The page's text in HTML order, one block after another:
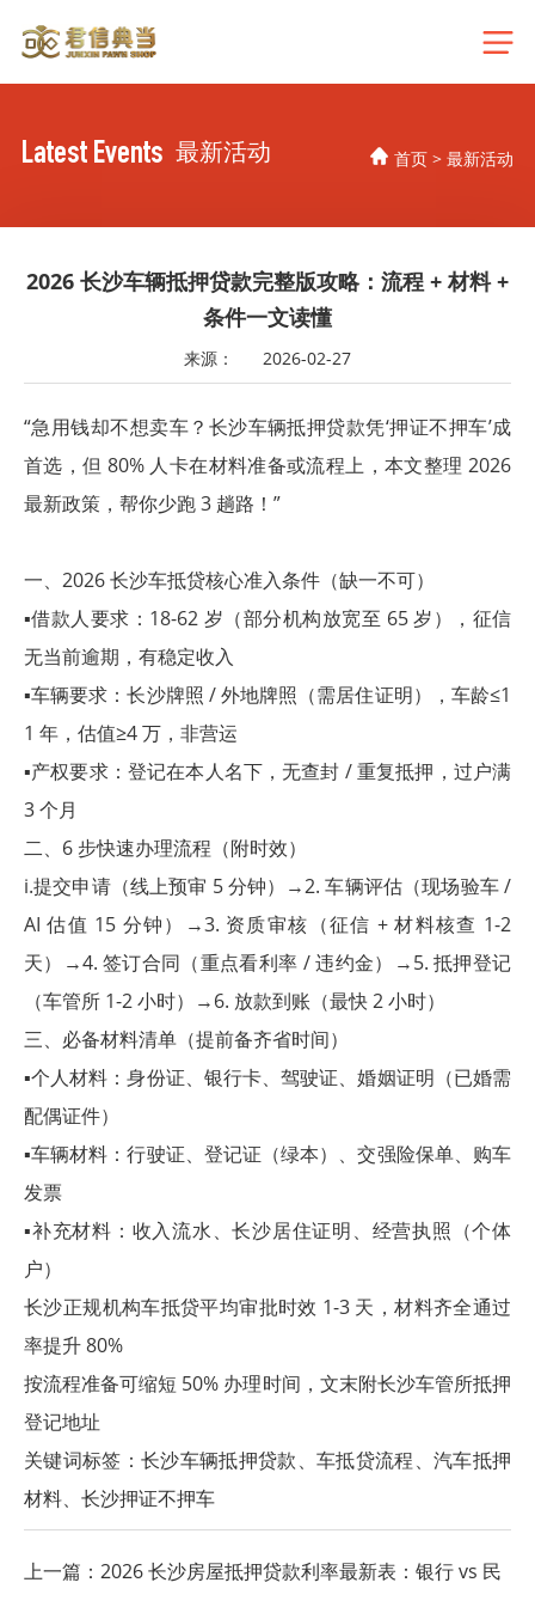
Latest Events 最新活动 首页 >最新活动
2026 长沙车辆抵押贷款完整版攻略：流程 + 材料 +
条件一文读懂
来源： 2026-02-27
“急用钱却不想卖车？长沙车辆抵押贷款凭‘押证不押车’成
首选，但 80% 人卡在材料准备或流程上，本文整理 2026
最新政策，帮你少跑 3 趟路！”
一、2026 长沙车抵贷核心准入条件（缺一不可）
▪借款人要求：18-62 岁（部分机构放宽至 65 岁），征信
无当前逾期，有稳定收入
▪车辆要求：长沙牌照 / 外地牌照（需居住证明），车龄≤1
1 年，估值≥4 万，非营运
▪产权要求：登记在本人名下，无查封 / 重复抵押，过户满
3 个月
二、6 步快速办理流程（附时效）
i.提交申请（线上预审 5 分钟）→2. 车辆评估（现场验车 /
AI 估值 15 分钟）→3. 资质审核（征信 + 材料核查 1-2
天）→4. 签订合同（重点看利率 / 违约金）→5. 抵押登记
（车管所 1-2 小时）→6. 放款到账（最快 2 小时）
三、必备材料清单（提前备齐省时间）
▪个人材料：身份证、银行卡、驾驶证、婚姻证明（已婚需
配偶证件）
▪车辆材料：行驶证、登记证（绿本）、交强险保单、购车
发票
▪补充材料：收入流水、长沙居住证明、经营执照（个体
户）
长沙正规机构车抵贷平均审批时效 1-3 天，材料齐全通过
率提升 80%
按流程准备可缩短 50% 办理时间，文末附长沙车管所抵押
登记地址
关键词标签： 长沙车辆抵押贷款、车抵贷流程、汽车抵押
材料、 长沙押证不押车
上一篇： 2026 长沙房屋抵押贷款利率最新表：银行 vs 民